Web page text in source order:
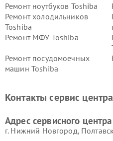
Ремонт ноутбуков Toshiba
Ремонт холодильников
Toshiba
Ремонт МФУ Toshiba
Ремонт посудомоечных
машин Toshiba
Контакты сервис центра
Адрес сервисного
г. Нижний Новгород,